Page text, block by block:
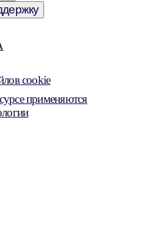
cookie
применяются